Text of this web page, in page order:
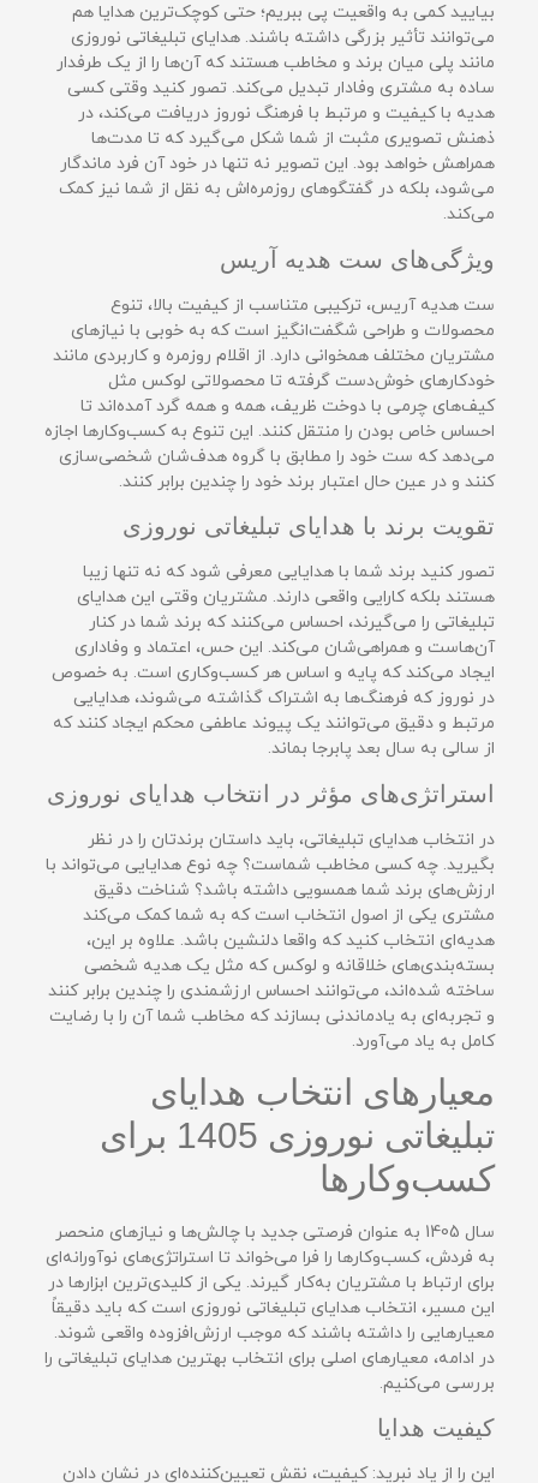
بیایید کمی به واقعیت پی ببریم؛ حتی کوچک‌ترین هدایا هم
می‌توانند تأثیر بزرگی داشته باشند. هدایای تبلیغاتی نوروزی
مانند پلی میان برند و مخاطب هستند که آن‌ها را از یک طرفدار
ساده به مشتری وفادار تبدیل می‌کند. تصور کنید وقتی کسی
هدیه با کیفیت و مرتبط با فرهنگ نوروز دریافت می‌کند، در
ذهنش تصویری مثبت از شما شکل می‌گیرد که تا مدت‌ها
همراهش خواهد بود. این تصویر نه تنها در خود آن فرد ماندگار
می‌شود، بلکه در گفتگوهای روزمره‌اش به نقل از شما نیز کمک
می‌کند.
ویژگی‌های ست هدیه آریس
ست هدیه آریس، ترکیبی متناسب از کیفیت بالا، تنوع
محصولات و طراحی شگفت‌انگیز است که به خوبی با نیازهای
مشتریان مختلف همخوانی دارد. از اقلام روزمره و کاربردی مانند
خودکارهای خوش‌دست گرفته تا محصولاتی لوکس مثل
کیف‌های چرمی با دوخت ظریف، همه و همه گرد آمده‌اند تا
احساس خاص بودن را منتقل کنند. این تنوع به کسب‌وکارها اجازه
می‌دهد که ست خود را مطابق با گروه هدف‌شان شخصی‌سازی
کنند و در عین حال اعتبار برند خود را چندین برابر کنند.
تقویت برند با هدایای تبلیغاتی نوروزی
تصور کنید برند شما با هدایایی معرفی شود که نه تنها زیبا
هستند بلکه کارایی واقعی دارند. مشتریان وقتی این هدایای
تبلیغاتی را می‌گیرند، احساس می‌کنند که برند شما در کنار
آن‌هاست و همراهی‌شان می‌کند. این حس، اعتماد و وفاداری
ایجاد می‌کند که پایه و اساس هر کسب‌وکاری است. به خصوص
در نوروز که فرهنگ‌ها به اشتراک گذاشته می‌شوند، هدایایی
مرتبط و دقیق می‌توانند یک پیوند عاطفی محکم ایجاد کنند که
از سالی به سال بعد پابرجا بماند.
استراتژی‌های مؤثر در انتخاب هدایای نوروزی
در انتخاب هدایای تبلیغاتی، باید داستان برندتان را در نظر
بگیرید. چه کسی مخاطب شماست؟ چه نوع هدایایی می‌تواند با
ارزش‌های برند شما همسویی داشته باشد؟ شناخت دقیق
مشتری یکی از اصول انتخاب است که به شما کمک می‌کند
هدیه‌ای انتخاب کنید که واقعا دلنشین باشد. علاوه بر این،
بسته‌بندی‌های خلاقانه و لوکس که مثل یک هدیه شخصی
ساخته شده‌اند، می‌توانند احساس ارزشمندی را چندین برابر کنند
و تجربه‌ای به یادماندنی بسازند که مخاطب شما آن را با رضایت
کامل به یاد می‌آورد.
معیارهای انتخاب هدایای
تبلیغاتی نوروزی 1405 برای
کسب‌وکارها
سال 1405 به عنوان فرصتی جدید با چالش‌ها و نیازهای منحصر
به فردش، کسب‌وکارها را فرا می‌خواند تا استراتژی‌های نوآورانه‌ای
برای ارتباط با مشتریان به‌کار گیرند. یکی از کلیدی‌ترین ابزارها در
این مسیر، انتخاب هدایای تبلیغاتی نوروزی است که باید دقیقاً
معیارهایی را داشته باشند که موجب ارزش‌افزوده واقعی شوند.
در ادامه، معیارهای اصلی برای انتخاب بهترین هدایای تبلیغاتی را
بررسی می‌کنیم.
کیفیت هدایا
این را از یاد نبرید: کیفیت، نقش تعیین‌کننده‌ای در نشان دادن